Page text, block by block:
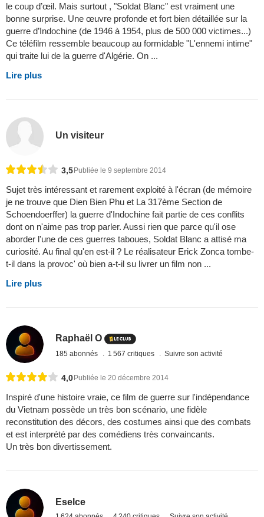
le coup d’œil. Mais surtout , "Soldat Blanc" est vraiment une
bonne surprise. Une œuvre profonde et fort bien détaillée sur la
guerre d’Indochine (de 1946 à 1954, plus de 500 000 victimes...)
Ce téléfilm ressemble beaucoup au formidable "L'ennemi intime"
qui traite lui de la guerre d'Algérie. On ...
Lire plus
Un visiteur
3,5Publiée le 9 septembre 2014
Sujet très intéressant et rarement exploité à l'écran (de mémoire
je ne trouve que Dien Bien Phu et La 317ème Section de
Schoendoerffer) la guerre d'Indochine fait partie de ces conflits
dont on n'aime pas trop parler. Aussi rien que parce qu'il ose
aborder l'une de ces guerres taboues, Soldat Blanc a attisé ma
curiosité. Au final qu'en est-il ? Le réalisateur Erick Zonca tombe-
t-il dans la provoc' où bien a-t-il su livrer un film non ...
Lire plus
Raphaël O
185 abonnés 1 567 critiques Suivre son activité
4,0Publiée le 20 décembre 2014
Inspiré d'une histoire vraie, ce film de guerre sur l'indépendance
du Vietnam possède un très bon scénario, une fidèle
reconstitution des décors, des costumes ainsi que des combats
et est interprété par des comédiens très convaincants.
Un très bon divertissement.
Eselce